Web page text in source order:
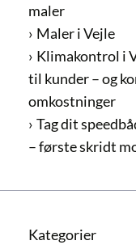
maler
Maler i Vejle
Klimakontrol i
til kunder – og
omkostninger
Tag dit
– første skridt
Kategorier